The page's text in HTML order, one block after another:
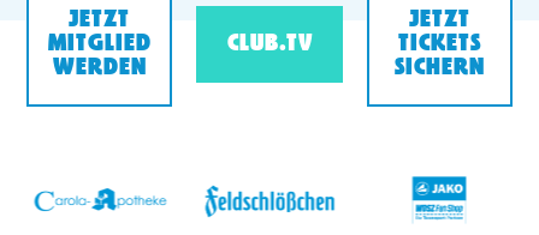
JETZT
MITGLIED
WERDEN
CLUB.TV
JETZT
TICKETS
SICHERN